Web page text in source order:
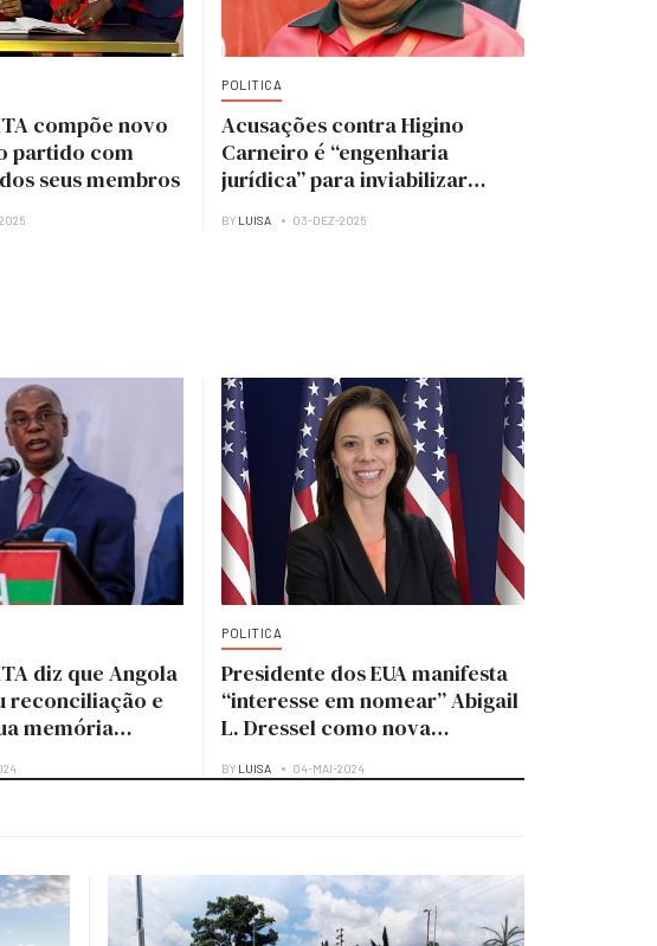
compõe novo
partido com
seus membros
POLITICA
Acusações contra Higino
Carneiro é “engenharia
jurídica” para inviabilizar
MPLA — analista
BY LUISA 03-DEZ-2025
diz que Angola
reconciliação e
memória
POLITICA
Presidente dos EUA manifesta
“interesse em nomear” Abigail
L. Dressel como nova
BY LUISA 04-MAI-2024